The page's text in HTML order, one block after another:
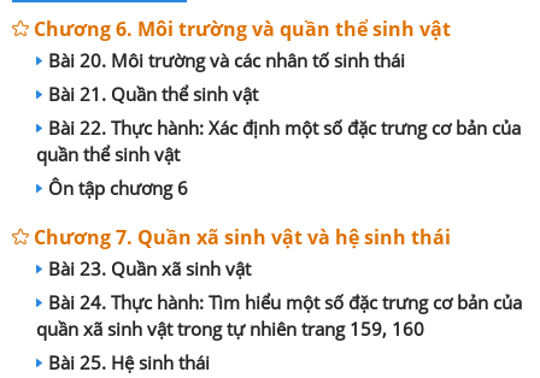
Chương 6. Môi trường và quần thể sinh vật
Bài 20. Môi trường và các nhân tố sinh thái
Bài 21. Quần thể sinh vật
Bài 22. Thực hành: Xác định một số đặc trưng cơ bản của
quần thể sinh vật
Ôn tập chương 6
Chương 7. Quần xã sinh vật và hệ sinh thái
Bài 23. Quần xã sinh vật
Bài 24. Thực hành: Tìm hiểu một số đặc trưng cơ bản của
quần xã sinh vật trong tự nhiên trang 159, 160
Bài 25. Hệ sinh thái